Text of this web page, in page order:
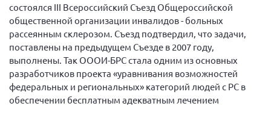
Конференция ОООИБРС 2020
Документы съездов
Первый съезд
Второй съезд
Третий съезд
Четвертый съезд
состоялся III Всероссийский Съезд Общероссийской
общественной организации инвалидов - больных
рассеянным склерозом. Съезд подтвердил, что задачи,
поставлены на предыдущем Съезде в 2007 году,
выполнены. Так ОООИ-БРС стала одним из основных
разработчиков проекта «уравнивания возможностей
федеральных и региональных» категорий людей с РС в
обеспечении бесплатным адекватным лечением